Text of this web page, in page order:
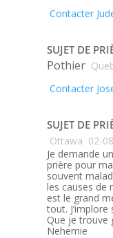
Contacter
SUJET DE
Pothier
Contacter
SUJET DE
Ottawa 02-
Je demande
prière pour
souvent
les causes de
est le grand
tout.
Que je trouve
Nehemie